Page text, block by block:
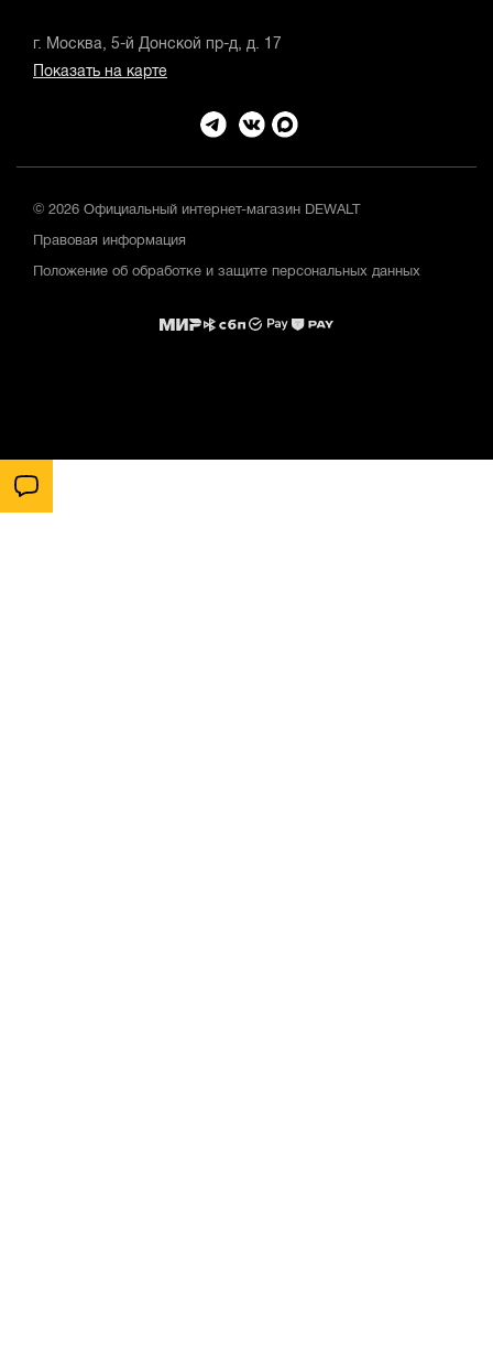
г. Москва, 5-й Донской пр-д, д. 17
Показать на карте
© 2026 Официальный интернет-магазин DEWALT
Правовая информация
Положение об обработке и защите персональных данных